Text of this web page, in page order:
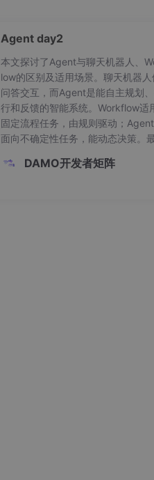
Agent day2
本文探讨了Agent与聊天机器人、
low的区别及适用场景。聊天机器人
问答交互，而Agent是能自主规划
行和反馈的智能系统。Workflow适
固定流程任务，由规则驱动；
面向不确定性任务，能动态决策。
程固定、需高确定性、任务简单、成
DAMO开发者矩阵